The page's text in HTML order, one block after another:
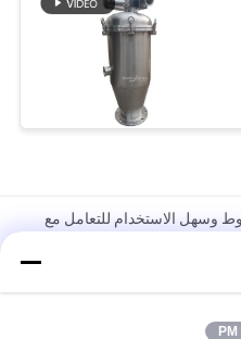
وسهل الاستخدام للتعامل مع
المستمر للمواد الحبيبية في